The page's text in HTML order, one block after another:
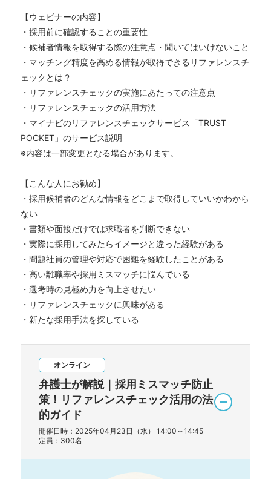
【ウェビナーの内容】
・採用前に確認することの重要性
・候補者情報を取得する際の注意点・聞いてはいけないこと
・マッチング精度を高める情報が取得できるリファレンスチ
ェックとは？
・リファレンスチェックの実施にあたっての注意点
・リファレンスチェックの活用方法
​・マイナビのリファレンスチェックサービス「TRUST
POCKET」のサービス説明
※内容は一部変更となる場合があります。
【こんな人にお勧め】
・採用候補者のどんな情報をどこまで取得していいかわから
ない
・書類や面接だけでは求職者を判断できない
・実際に採用してみたらイメージと違った経験がある
・問題社員の管理や対応で困難を経験したことがある
・高い離職率や採用ミスマッチに悩んでいる
・選考時の見極め力を向上させたい
・リファレンスチェックに興味がある
・新たな採用手法を探している
オンライン
弁護士が解説｜採用ミスマッチ防止
策！リファレンスチェック活用の法
的ガイド
開催日時：2025年04月23日（水） 14:00～14:45
定員：300名